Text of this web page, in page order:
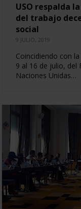
USO respalda
del trabajo
social
9 JULIO, 2019
Coincidiendo con
9 al 16 de julio, del
Naciones Unidas…